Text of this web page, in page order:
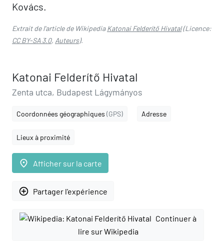
Kovács.
Extrait de l'article de WikipediaKatonai Felderítő Hivatal(Licence:
CC BY-SA 3.0, Auteurs).
Katonai Felderítő Hivatal
Zenta utca, Budapest Lágymányos
Coordonnées géographiques (GPS) Adresse
Lieux à proximité
place Afficher sur la carte
add_circle_outline Partager l'expérience
Continuer à
lire sur Wikipedia